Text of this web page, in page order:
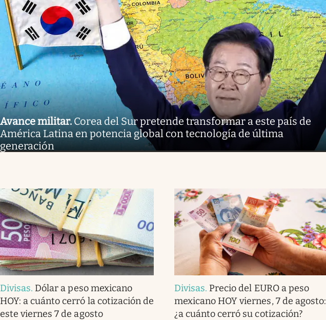
Avance militar. Corea del Sur pretende transformar a este país de
América Latina en potencia global con tecnología de última
generación
Divisas. Dólar a peso mexicano
HOY: a cuánto cerró la cotización de
este viernes 7 de agosto
Divisas. Precio del EURO a peso
mexicano HOY viernes, 7 de agosto:
¿a cuánto cerró su cotización?